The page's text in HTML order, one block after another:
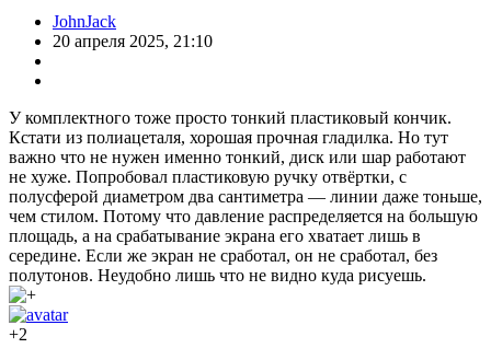
JohnJack
20 апреля 2025, 21:10
У комплектного тоже просто тонкий пластиковый кончик.
Кстати из полиацеталя, хорошая прочная гладилка. Но тут
важно что не нужен именно тонкий, диск или шар работают
не хуже. Попробовал пластиковую ручку отвёртки, с
полусферой диаметром два сантиметра — линии даже тоньше,
чем стилом. Потому что давление распределяется на большую
площадь, а на срабатывание экрана его хватает лишь в
середине. Если же экран не сработал, он не сработал, без
полутонов. Неудобно лишь что не видно куда рисуешь.
+2